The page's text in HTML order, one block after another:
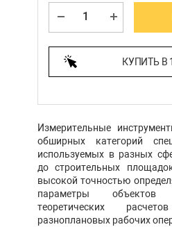
КУПИТЬ В
Измерительные
обширных категорий
используемых в разных
до строительных
высокой точностью
параметры
теоретических
разноплановых рабочих